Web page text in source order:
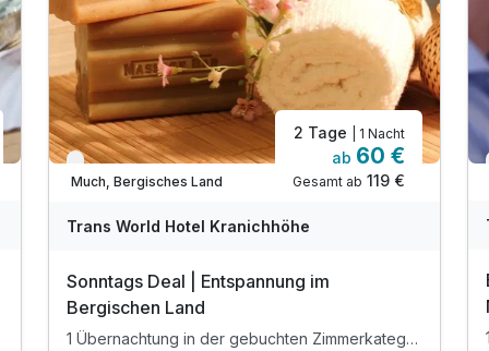
Verfügbar bis Dezember
Much, Bergisches Land
2 Tage | 1 Nacht
ab 60 €
Gesamt ab 119 €
Trans World Hotel Kranichhöhe
Sonntags Deal | Entspannung im
Bergischen Land
1 Übernachtung in der gebuchten Zimmerkategorie